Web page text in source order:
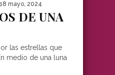
18 mayo, 2024
DE UNA
las estrellas que
medio de una luna